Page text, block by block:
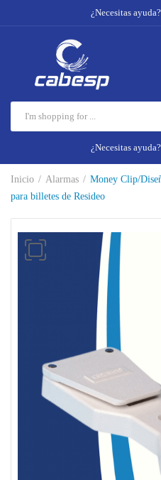
¿Necesitas
¿Necesitas
Inicio Alarmas
Money Clip/
para billetes de Resideo